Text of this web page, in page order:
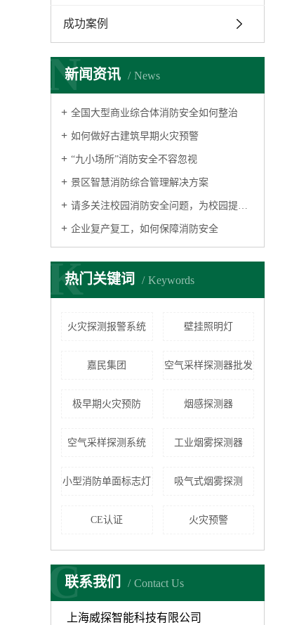
成功案例
新闻资讯 News
N
全国大型商业综合体消防安全如何整治
如何做好古建筑早期火灾预警
“九小场所”消防安全不容忽视
景区智慧消防综合管理解决方案
请多关注校园消防安全问题，为校园提供消防安全保障
企业复产复工，如何保障消防安全
热门关键词 Keywords
K
火灾探测报警系统 壁挂照明灯
嘉民集团 空气采样探测器批发
极早期火灾预防 烟感探测器
空气采样探测系统 工业烟雾探测器
小型消防单面标志灯 吸气式烟雾探测
CE认证 火灾预警
联系我们 Contact Us
C
上海威探智能科技有限公司